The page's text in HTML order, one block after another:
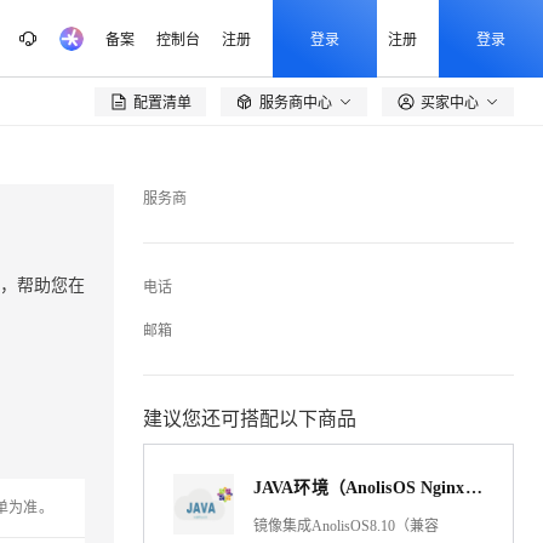
备案 控制台 注册 登录 注册 登录
配置清单  服务商中心 买家中心
帮助您在
准。
服务商
电话
邮箱
建议您还可搭配以下商品
JAVA环境（AnolisOS Nginx Tomcat8 JDK）
镜像集成AnolisOS8.10（兼容